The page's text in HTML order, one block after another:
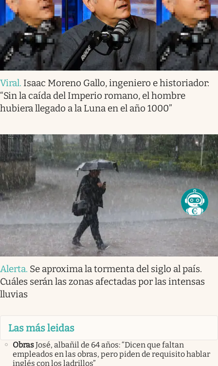
Viral. Isaac Moreno Gallo, ingeniero e historiador:
“Sin la caída del Imperio romano, el hombre
hubiera llegado a la Luna en el año 1000”
Alerta. Se aproxima la tormenta del siglo al país.
Cuáles serán las zonas afectadas por las intensas
lluvias
Las más leidas
ObrasJosé, albañil de 64 años: “Dicen que faltan
empleados en las obras, pero piden de requisito hablar
inglés con los ladrillos”